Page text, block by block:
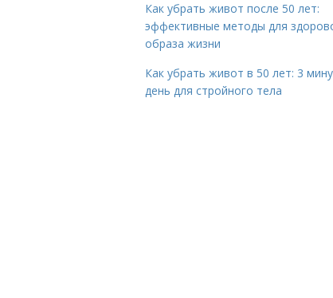
Как убрать живот после 50 лет:
эффективные методы для
образа жизни
Как убрать живот в 50 лет: 3
день для стройного тела